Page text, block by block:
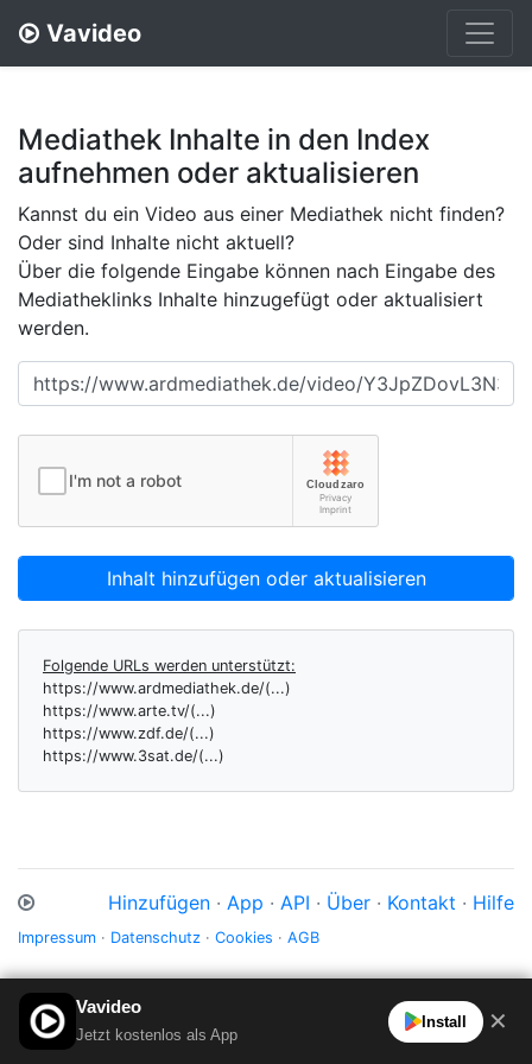
Vavideo
Mediathek Inhalte in den Index
aufnehmen oder aktualisieren
Kannst du ein Video aus einer Mediathek nicht finden?
Oder sind Inhalte nicht aktuell?
Über die folgende Eingabe können nach Eingabe des
Mediatheklinks Inhalte hinzugefügt oder aktualisiert
werden.
Inhalt hinzufügen oder aktualisieren
Folgende URLs werden unterstützt:
https://www.ardmediathek.de/(...)
https://www.arte.tv/(...)
https://www.zdf.de/(...)
https://www.3sat.de/(...)
Hinzufügen · App · API · Über · Kontakt · Hilfe
Impressum · Datenschutz · Cookies · AGB
Vavideo
Jetzt kostenlos als App
Install ✕